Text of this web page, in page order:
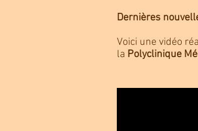
Dernières
Voici une vidéo
la Polyclinique